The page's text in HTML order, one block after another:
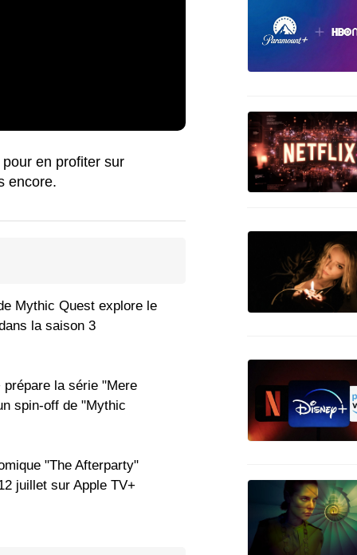
pour en profiter sur
encore.
Mythic Quest explore le
la saison 3
prépare la série "Mere
spin-off de "Mythic
"The Afterparty"
juillet sur Apple TV+